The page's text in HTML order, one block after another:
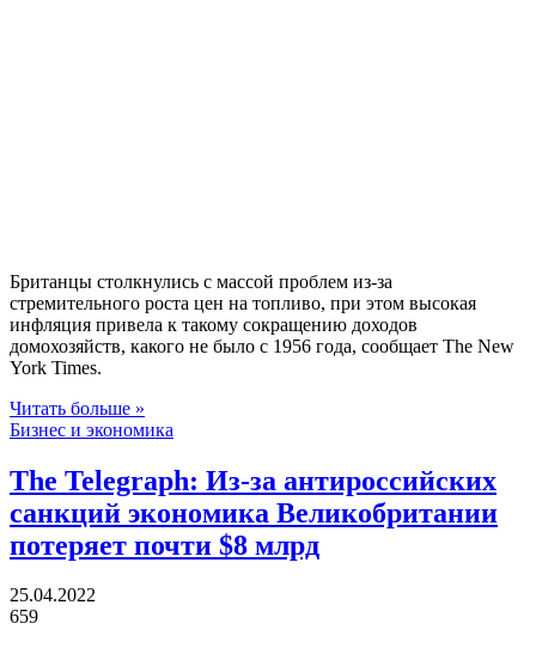
Британцы столкнулись с массой проблем из-за
стремительного роста цен на топливо, при этом высокая
инфляция привела к такому сокращению доходов
домохозяйств, какого не было с 1956 года, сообщает The New
York Times.
Читать больше »
Бизнес и экономика
The Telegraph: Из-за антироссийских
санкций экономика Великобритании
потеряет почти $8 млрд
25.04.2022
659